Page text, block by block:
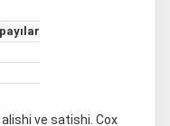
ve satishi. Cox